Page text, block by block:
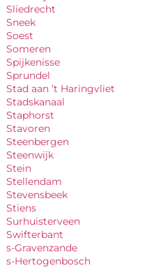
Sliedrecht
Sneek
Soest
Someren
Spijkenisse
Sprundel
Stad aan ’t Haringvliet
Stadskanaal
Staphorst
Stavoren
Steenbergen
Steenwijk
Stein
Stellendam
Stevensbeek
Stiens
Surhuisterveen
Swifterbant
s-Gravenzande
s-Hertogenbosch